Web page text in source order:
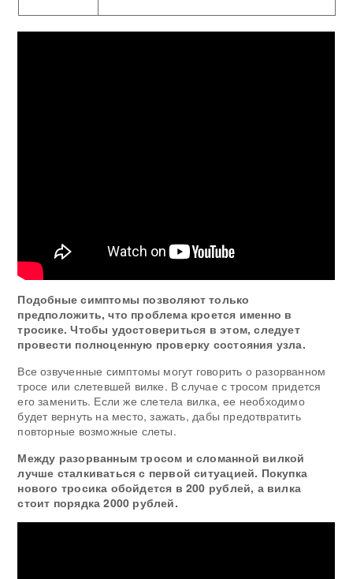
Подобные симптомы позволяют только
предположить, что проблема кроется именно в
тросике. Чтобы удостовериться в этом, следует
провести полноценную проверку состояния узла.
Все озвученные симптомы могут говорить о разорванном
тросе или слетевшей вилке. В случае с тросом придется
его заменить. Если же слетела вилка, ее необходимо
будет вернуть на место, зажать, дабы предотвратить
повторные возможные слеты.
Между разорванным тросом и сломанной вилкой
лучше сталкиваться с первой ситуацией. Покупка
нового тросика обойдется в 200 рублей, а вилка
стоит порядка 2000 рублей.